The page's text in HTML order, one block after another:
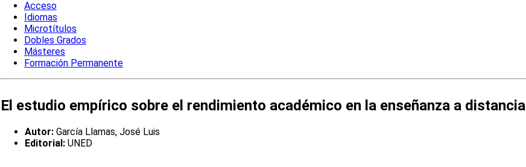
Acceso
Idiomas
Microtítulos
Dobles Grados
Másteres
Formación Permanente
El estudio empírico sobre el rendimiento académico en la enseñanza a distancia
Autor: García Llamas, José Luis
Editorial: UNED